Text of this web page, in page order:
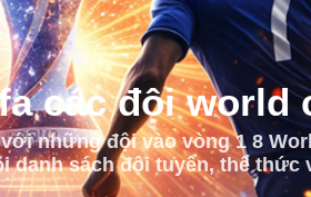
các đội world
những đội vào vòng 1 8
sách đội tuyển, thể thức